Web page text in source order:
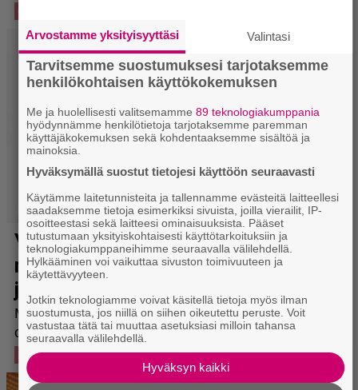
Arvostamme yksityisyyttäsi Valintasi
Tarvitsemme suostumuksesi tarjotaksemme
henkilökohtaisen käyttökokemuksen
Me ja huolellisesti valitsemamme89 teknologiakumppania
hyödynnämme henkilötietoja tarjotaksemme paremman
käyttäjäkokemuksen sekä kohdentaaksemme sisältöä ja
mainoksia.
Hyväksymällä suostut tietojesi käyttöön seuraavasti
Käytämme laitetunnisteita ja tallennamme evästeitä laitteellesi
saadaksemme tietoja esimerkiksi sivuista, joilla vierailit, IP-
osoitteestasi sekä laitteesi ominaisuuksista. Pääset
tutustumaan yksityiskohtaisesti käyttötarkoituksiin ja
teknologiakumppaneihimme seuraavalla välilehdellä.
Hylkääminen voi vaikuttaa sivuston toimivuuteen ja
käytettävyyteen.
Jotkin teknologiamme voivat käsitellä tietoja myös ilman
suostumusta, jos niillä on siihen oikeutettu peruste. Voit
vastustaa tätä tai muuttaa asetuksiasi milloin tahansa
seuraavalla välilehdellä.
Hyväksyn kaikki